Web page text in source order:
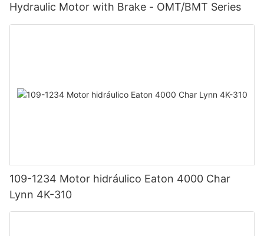
Hydraulic Motor with Brake - OMT/BMT Series
109-1234 Motor hidráulico Eaton 4000 Char
Lynn 4K-310